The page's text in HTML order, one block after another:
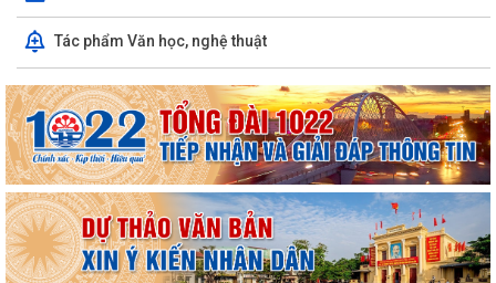
Tác phẩm Văn học, nghệ thuật